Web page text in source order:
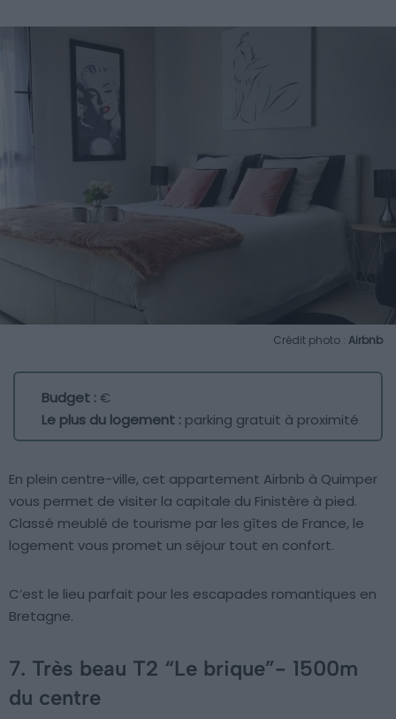
Crédit photo : Airbnb
Budget :€
Le plus du logement : parking gratuit à proximité
En plein centre-ville, cet appartement Airbnb à Quimper
vous permet de visiter la capitale du Finistère à pied.
Classé meublé de tourisme par les gîtes de France, le
logement vous promet un séjour tout en confort.
C’est le lieu parfait pour les escapades romantiques en
Bretagne.
7. Très beau T2 “Le brique”- 1500m
du centre